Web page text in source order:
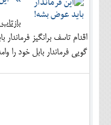
اقدام تاسف برانگیز
گویی فرماندار بابل خود را